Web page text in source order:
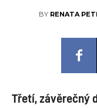
BY RENATA
Třetí, závěrečný